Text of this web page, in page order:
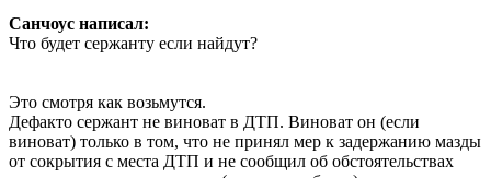
Санчоус написал:
Что будет сержанту если найдут?
Это смотря как возьмутся.
Дефакто сержант не виноват в ДТП. Виноват он (если
виноват) только в том, что не принял мер к задержанию мазды
от сокрытия с места ДТП и не сообщил об обстоятельствах